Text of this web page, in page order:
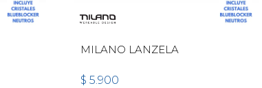
MILANO LANZELA
$ 5.900